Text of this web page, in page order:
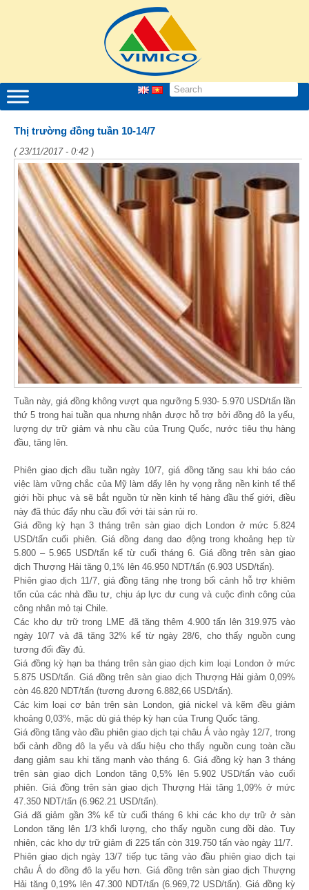
Thị trường đồng tuần 10-14/7
( 23/11/2017 - 0:42 )
Tuần này, giá đồng không vượt qua ngưỡng 5.930- 5.970 USD/tấn lần
thứ 5 trong hai tuần qua nhưng nhận được hỗ trợ bởi đồng đô la yếu,
lượng dự trữ giảm và nhu cầu của Trung Quốc, nước tiêu thụ hàng
đầu, tăng lên.
Phiên giao dịch đầu tuần ngày 10/7, giá đồng tăng sau khi báo cáo
việc làm vững chắc của Mỹ làm dấy lên hy vọng rằng nền kinh tế thế
giới hồi phục và sẽ bắt nguồn từ nền kinh tế hàng đầu thế giới, điều
này đã thúc đẩy nhu cầu đối với tài sản rủi ro.
Giá đồng kỳ hạn 3 tháng trên sàn giao dịch London ở mức 5.824
USD/tấn cuối phiên. Giá đồng đang dao động trong khoảng hẹp từ
5.800 – 5.965 USD/tấn kể từ cuối tháng 6. Giá đồng trên sàn giao
dịch Thượng Hải tăng 0,1% lên 46.950 NDT/tấn (6.903 USD/tấn).
Phiên giao dịch 11/7, giá đồng tăng nhẹ trong bối cảnh hỗ trợ khiêm
tốn của các nhà đầu tư, chịu áp lực dư cung và cuộc đình công của
công nhân mỏ tại Chile.
Các kho dự trữ trong LME đã tăng thêm 4.900 tấn lên 319.975 vào
ngày 10/7 và đã tăng 32% kể từ ngày 28/6, cho thấy nguồn cung
tương đối đầy đủ.
Giá đồng kỳ hạn ba tháng trên sàn giao dịch kim loại London ở mức
5.875 USD/tấn. Giá đồng trên sàn giao dịch Thượng Hải giảm 0,09%
còn 46.820 NDT/tấn (tương đương 6.882,66 USD/tấn).
Các kim loại cơ bản trên sàn London, giá nickel và kẽm đều giảm
khoảng 0,03%, mặc dù giá thép kỳ hạn của Trung Quốc tăng.
Giá đồng tăng vào đầu phiên giao dịch tại châu Á vào ngày 12/7, trong
bối cảnh đồng đô la yếu và dấu hiệu cho thấy nguồn cung toàn cầu
đang giảm sau khi tăng mạnh vào tháng 6. Giá đồng kỳ hạn 3 tháng
trên sàn giao dịch London tăng 0,5% lên 5.902 USD/tấn vào cuối
phiên. Giá đồng trên sàn giao dịch Thượng Hải tăng 1,09% ở mức
47.350 NDT/tấn (6.962.21 USD/tấn).
Giá đã giảm gần 3% kể từ cuối tháng 6 khi các kho dự trữ ở sàn
London tăng lên 1/3 khối lượng, cho thấy nguồn cung dồi dào. Tuy
nhiên, các kho dự trữ giảm đi 225 tấn còn 319.750 tấn vào ngày 11/7.
Phiên giao dịch ngày 13/7 tiếp tục tăng vào đầu phiên giao dịch tại
châu Á do đồng đô la yếu hơn. Giá đồng trên sàn giao dịch Thượng
Hải tăng 0,19% lên 47.300 NDT/tấn (6.969,72 USD/tấn). Giá đồng kỳ